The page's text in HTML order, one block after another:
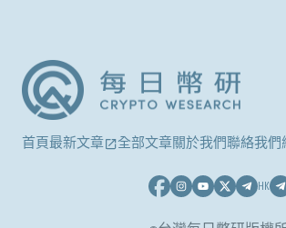
首頁最新文章 全部文章關於我們聯絡我們
HK